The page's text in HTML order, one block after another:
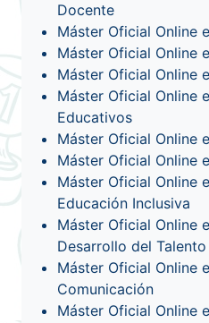
Docente
Máster Oficial Online
Máster Oficial Online
Máster Oficial Online
Máster Oficial Online
Educativos
Máster Oficial Online
Máster Oficial Online
Máster Oficial Online
Educación Inclusiva
Máster Oficial Online
Desarrollo del Talento
Máster Oficial Online
Comunicación
Máster Oficial Online